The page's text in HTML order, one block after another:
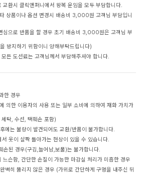
환시 클릭앤퍼니에서 왕복 운임을 모두 부담합니다.
상품이나 옵션 변경시 배송비 3,000원 고객님 부담입니
심으로 반품을 할 경우 초기 배송비 3,000원은 고객님 부
방지하기 위함이니 양해부탁드립니다)
든 도선료는 고객님께서 부담해주셔야 합니다.
한 경우
의한 이용자의 사용 또는 일부 소비에 의하여 재화 가치가
탁, 수선, 택훼손 포함)
에는 불량이 발견되어도 교환/반품이 불가합니다.
옷이 살짝 돌아가는 현상이 있을 수 있습니다.
손된 경우(구김,늘어남,보풀)는 불가합니다.
느슨함, 간단한 손질이 가능한 마감실 처리가 미흡한 경우
벽히 뚫리지 않은 경우 (가위로 간단하게 구멍을 내주신 뒤